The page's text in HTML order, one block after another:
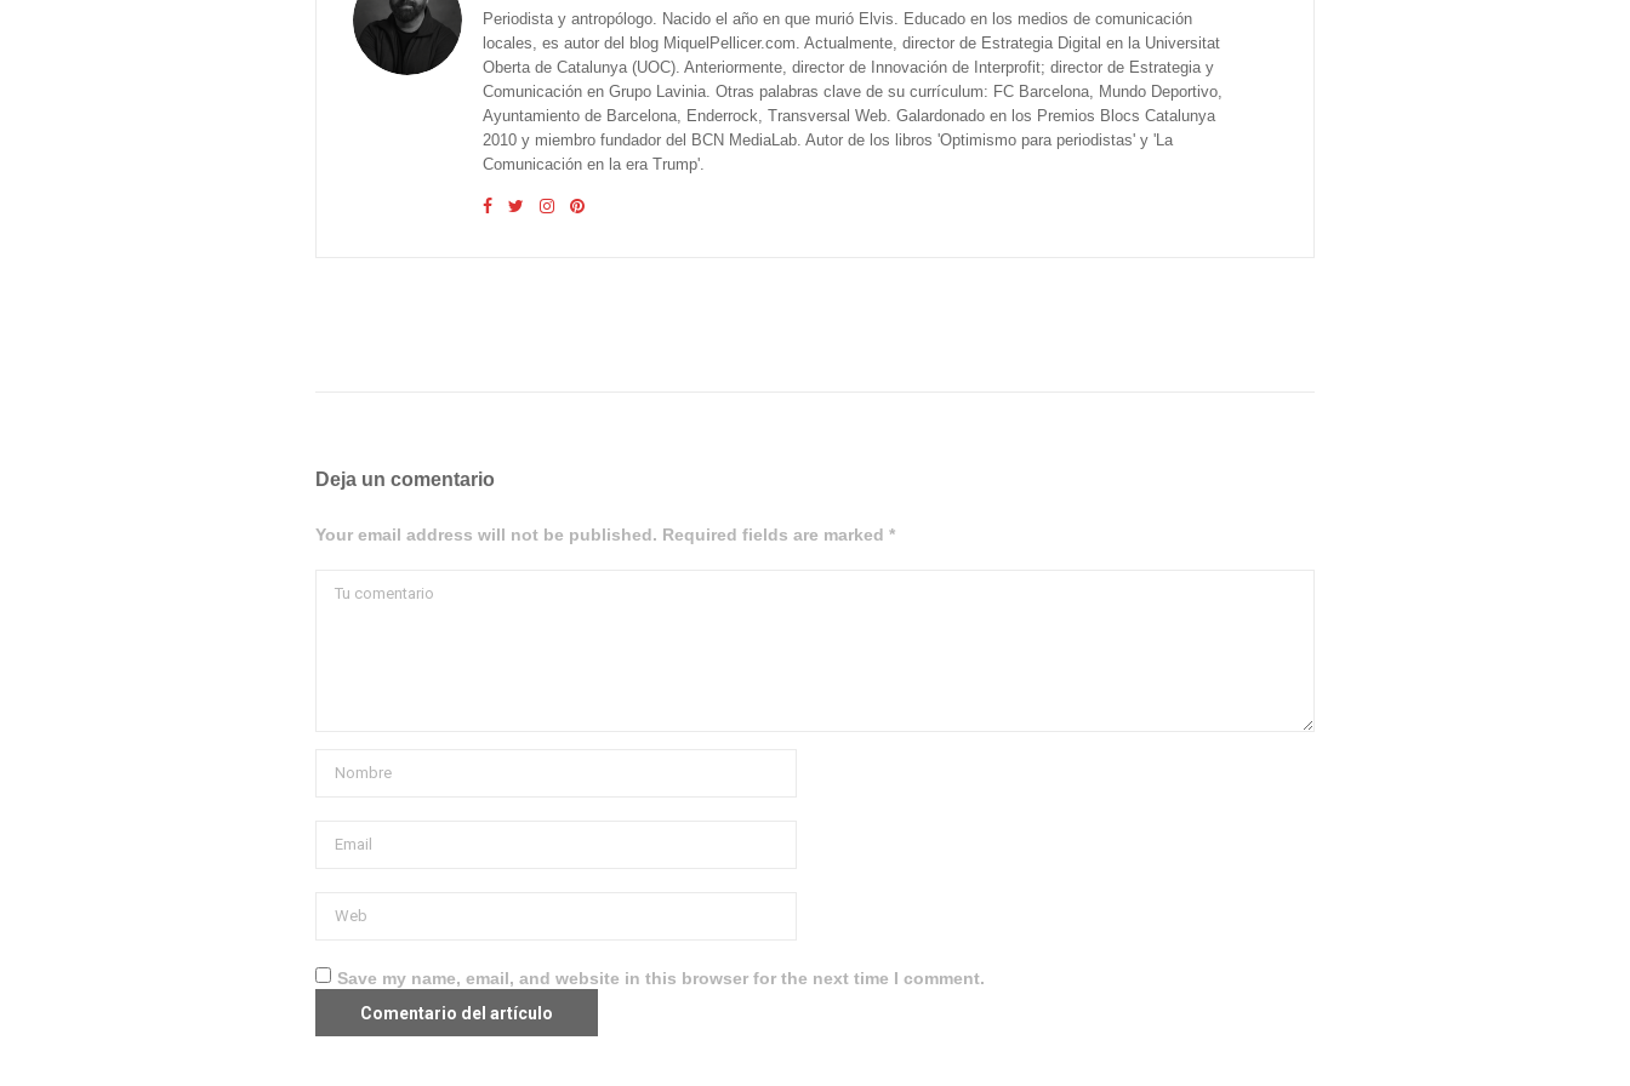
Periodista y antropólogo. Nacido el año en que murió Elvis. Educado en los medios de comunicación
locales, es autor del blog MiquelPellicer.com. Actualmente, director de Estrategia Digital en la Universitat
Oberta de Catalunya (UOC). Anteriormente, director de Innovación de Interprofit; director de Estrategia y
Comunicación en Grupo Lavinia. Otras palabras clave de su currículum: FC Barcelona, Mundo Deportivo,
Ayuntamiento de Barcelona, Enderrock, Transversal Web. Galardonado en los Premios Blocs Catalunya
2010 y miembro fundador del BCN MediaLab. Autor de los libros 'Optimismo para periodistas' y 'La
Comunicación en la era Trump'.
Deja un comentario
Your email address will not be published. Required fields are marked *
Save my name, email, and website in this browser for the next time I comment.